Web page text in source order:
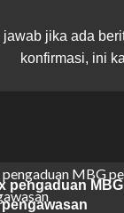
jika ada
konfirmasi, ini
pengaduan